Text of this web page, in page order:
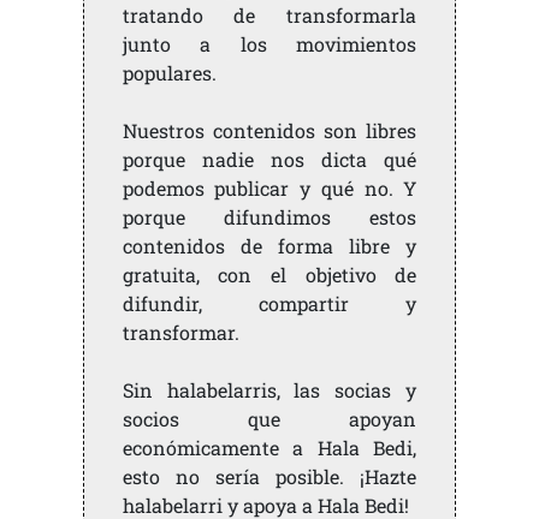
tratando de transformarla
junto a los movimientos
populares.
Nuestros contenidos son libres
porque nadie nos dicta qué
podemos publicar y qué no. Y
porque difundimos estos
contenidos de forma libre y
gratuita, con el objetivo de
difundir, compartir y
transformar.
Sin halabelarris, las socias y
socios que apoyan
económicamente a Hala Bedi,
esto no sería posible. ¡Hazte
halabelarri y apoya a Hala Bedi!